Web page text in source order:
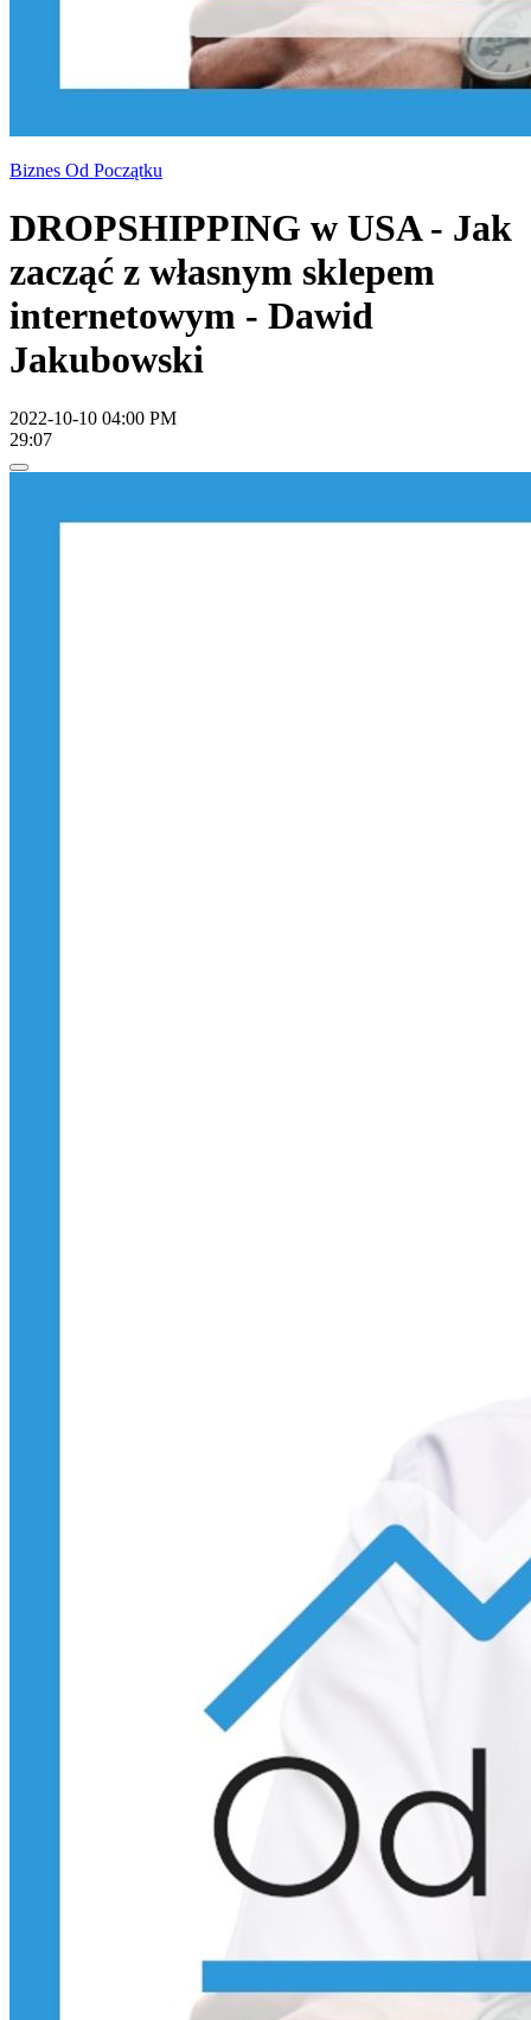
Biznes Od Początku
DROPSHIPPING w USA - Jak
zacząć z własnym sklepem
internetowym - Dawid
Jakubowski
2022-10-10 04:00 PM
29:07